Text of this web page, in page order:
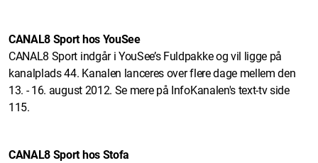
CANAL8 Sport hos YouSee
CANAL8 Sport indgår i YouSee’s Fuldpakke og vil ligge på
kanalplads 44. Kanalen lanceres over flere dage mellem den
13. - 16. august 2012. Se mere på InfoKanalen's text-tv side
115.
CANAL8 Sport hos Stofa